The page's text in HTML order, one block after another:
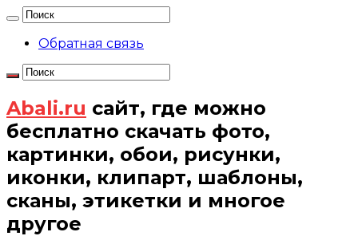
Обратная связь
Abali.ru сайт, где можно
бесплатно скачать фото,
картинки, обои, рисунки,
иконки, клипарт, шаблоны,
сканы, этикетки и многое
другое